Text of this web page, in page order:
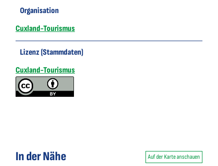
Organisation
Cuxland-Tourismus
Lizenz (Stammdaten)
Cuxland-Tourismus
In der Nähe Auf der Karte anschauen